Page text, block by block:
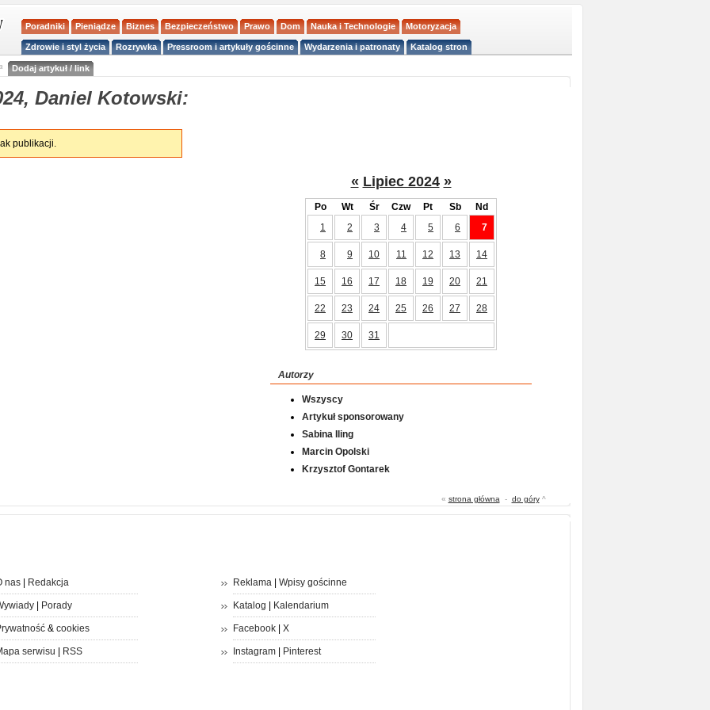
Poradniki Pieniądze Biznes Bezpieczeństwo Prawo Dom Nauka i Technologie Motoryzacja
Zdrowie i styl życia Rozrywka Pressroom i artykuły gościnne Wydarzenia i patronaty Katalog stron
Dodaj artykuł / link
Daniel Kotowski:
publikacji.
« Lipiec 2024 »
Po Wt Śr Czw Pt Sb
Nd
1
2 3 4 5 6 7
8 9 10 11 12 13 14
15 16 17 18 19 20 21
22 23 24 25 26 27 28
29 30 31
Autorzy
Wszyscy
Artykuł sponsorowany
Sabina Iling
Marcin Opolski
Krzysztof Gontarek
« strona główna - do góry^
nas| Redakcja
| Porady
& cookies
serwisu RSS
Reklama| Wpisy gościnne
Katalog Kalendarium
Facebook| X
Instagram| Pinterest